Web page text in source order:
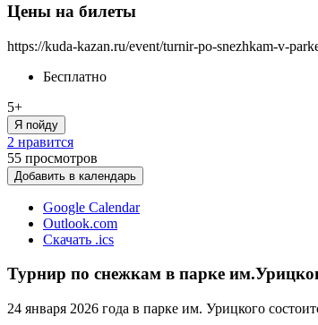
Цены на билеты
https://kuda-kazan.ru/event/turnir-po-snezhkam-v-
Бесплатно
5+
Я пойду
2 нравится
55 просмотров
Добавить в календарь
Google Calendar
Outlook.com
Скачать .ics
Турнир по снежкам в парке
24 января 2026 года в парке им. Урицкого